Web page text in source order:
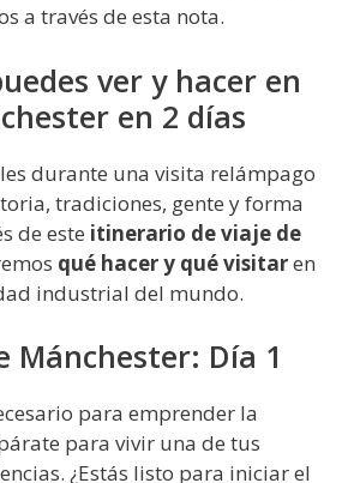
a través de esta nota.
ver y hacer en
en 2 días
durante una visita relámpago
tradiciones, gente y forma
de este itinerario de viaje de
qué hacer y qué visitaren
industrial del mundo.
Mánchester: Día 1
para emprender la
para vivir una de tus
¿Estás listo para iniciar el